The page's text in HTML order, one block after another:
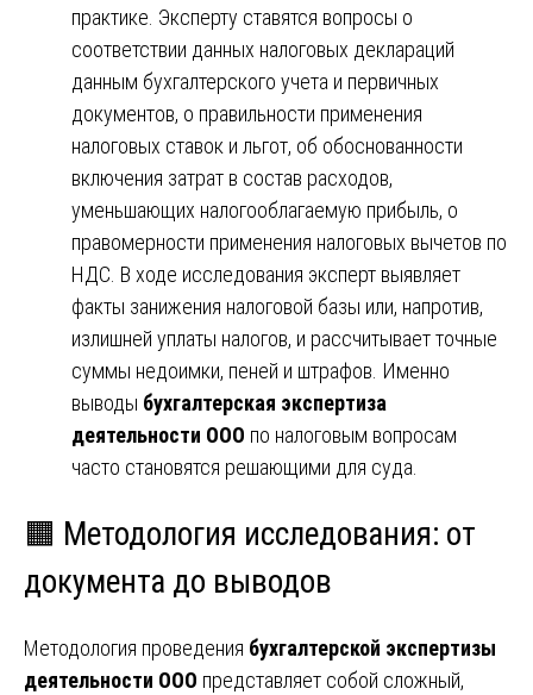
практике. Эксперту ставятся вопросы о
соответствии данных налоговых деклараций
данным бухгалтерского учета и первичных
документов, о правильности применения
налоговых ставок и льгот, об обоснованности
включения затрат в состав расходов,
уменьшающих налогооблагаемую прибыль, о
правомерности применения налоговых вычетов по
НДС. В ходе исследования эксперт выявляет
факты занижения налоговой базы или, напротив,
излишней уплаты налогов, и рассчитывает точные
суммы недоимки, пеней и штрафов. Именно
выводы бухгалтерская экспертиза
деятельности ООО по налоговым вопросам
часто становятся решающими для суда.
🟧 Методология исследования: от
документа до выводов
Методология проведения бухгалтерской экспертизы
деятельности ООО представляет собой сложный,